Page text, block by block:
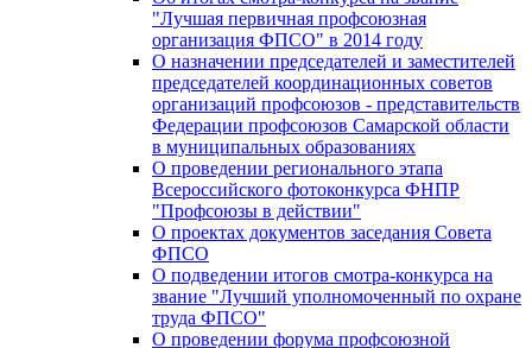
"Лучшая первичная профсоюзная
организация ФПСО" в 2014 году
О назначении председателей и заместителей
председателей координационных советов
организаций профсоюзов - представительств
Федерации профсоюзов Самарской области
в муниципальных образованиях
О проведении регионального этапа
Всероссийского фотоконкурса ФНПР
"Профсоюзы в действии"
О проектах документов заседания Совета
ФПСО
О подведении итогов смотра-конкурса на
звание "Лучший уполномоченный по охране
труда ФПСО"
О проведении форума профсоюзной